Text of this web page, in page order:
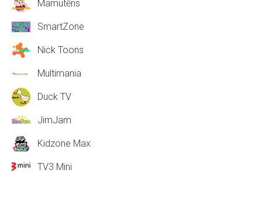
Mamutēns
SmartZone
Nick Toons
Multimania
Duck TV
JimJam
Kidzone Max
TV3 Mini